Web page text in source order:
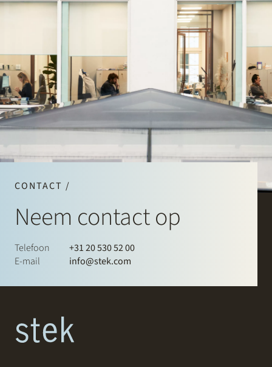
CONTACT /
Neem contact op
Telefoon
+31 20 530 52 00
E-mail
info@stek.com